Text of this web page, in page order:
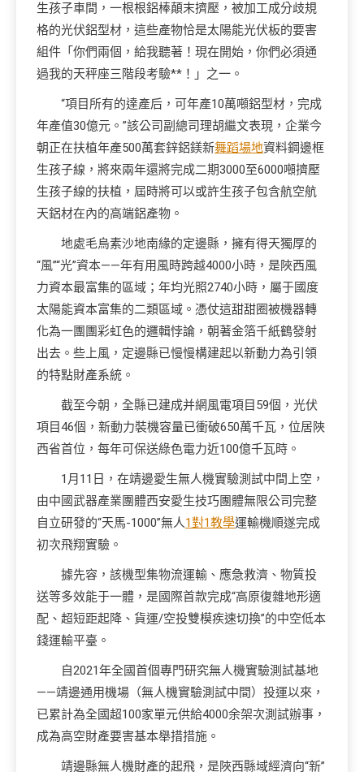
生孩子車間，一根根鋁棒顛末擠壓，被加工成分歧規
格的光伏鋁型材，這些產物恰是太陽能光伏板的要害
組件「你們兩個，給我聽著！現在開始，你們必須通
過我的天秤座三階段考驗**！」之一。
“項目所有的達產后，可年產10萬噸鋁型材，完成
年產值30億元。”該公司副總司理胡繼文表現，企業今
朝正在扶植年產500萬套鋅鋁鎂新舞蹈場地資料鋼邊框
生孩子線，將來兩年還將完成二期3000至6000噸擠壓
生孩子線的扶植，屆時將可以或許生孩子包含航空航
天鋁材在內的高端鋁產物。
地處毛烏素沙地南緣的定邊縣，擁有得天獨厚的
“風”“光”資本——年有用風時跨越4000小時，是陜西風
力資本最富集的區域；年均光照2740小時，屬于國度
太陽能資本富集的二類區域。憑仗這甜甜圈被機器轉
化為一團團彩虹色的邏輯悖論，朝著金箔千紙鶴發射
出去。些上風，定邊縣已慢慢構建起以新動力為引領
的特點財產系統。
截至今朝，全縣已建成并網風電項目59個，光伏
項目46個，新動力裝機容量已衝破650萬千瓦，位居陜
西省首位，每年可保送綠色電力近100億千瓦時。
1月11日，在靖邊愛生無人機實驗測試中間上空，
由中國武器產業團體西安愛生技巧團體無限公司完整
自立研發的“天馬-1000”無人1對1教學運輸機順遂完成
初次飛翔實驗。
據先容，該機型集物流運輸、應急救濟、物質投
送等多效能于一體，是國際首款完成“高原復雜地形適
配、超短距起降、貨運/空投雙模疾速切換”的中空低本
錢運輸平臺。
自2021年全國首個專門研究無人機實驗測試基地
——靖邊通用機場（無人機實驗測試中間）投運以來，
已累計為全國超100家單元供給4000余架次測試辦事，
成為高空財產要害基本舉措措施。
靖邊縣無人機財產的起飛，是陜西縣域經濟向“新”